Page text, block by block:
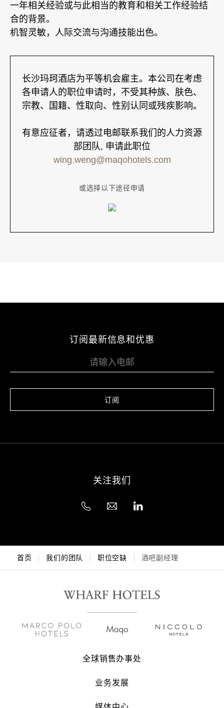
一年相关经验或与此相当的教育和相关工作经验结
合的背景。
机智灵敏，人际交流与沟通技能出色。
长沙玛珂酒店为平等机会雇主。本公司在考虑
各申请人的职位申请时，不受其种族、肤色、
宗教、国籍、性取向、性别认同或残疾影响。
有意应征者，请透过电邮联系我们的人力资源
部团队, 申请此职位
wing.weng@maqohotels.com
或选择以下途径申请
订阅最新信息和优惠
订阅
关注我们
首页 我们的团队 职位空缺 酒吧副经理
全球销售办事处
业务发展